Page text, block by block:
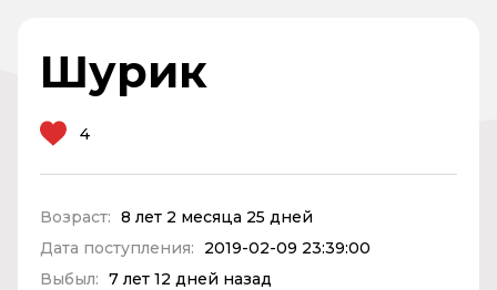
Шурик
4
Возраст: 8 лет 2 месяца 25 дней
Дата поступления:
2019-02-09 23:39:00
Выбыл: 7 лет 12 дней назад